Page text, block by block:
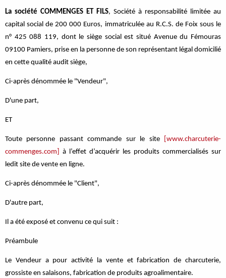
La société COMMENGES ET FILS, Société à responsabilité limitée au
capital social de 200 000 Euros, immatriculée au R.C.S. de Foix sous le
n° 425 088 119, dont le siège social est situé Avenue du Fémouras
09100 Pamiers, prise en la personne de son représentant légal domicilié
en cette qualité audit siège,
Ci-après dénommée le "Vendeur",
D'une part,
ET
Toute personne passant commande sur le site
[www.charcuterie-
commenges.com] à l’effet d’acquérir les produits commercialisés sur
ledit site de vente en ligne.
Ci-après dénommée le "Client",
D'autre part,
Il a été exposé et convenu ce qui suit :
Préambule
Le Vendeur a pour activité la vente et fabrication de charcuterie,
grossiste en salaisons, fabrication de produits agroalimentaire.